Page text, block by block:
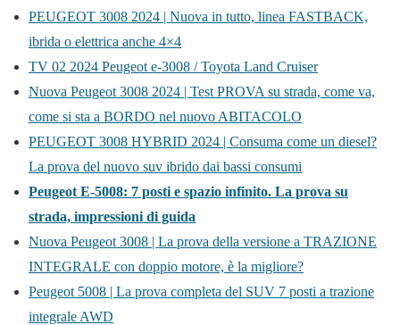
PEUGEOT 3008 2024 | Nuova in tutto, linea FASTBACK,
ibrida o elettrica anche 4×4
TV 02 2024 Peugeot e-3008 / Toyota Land Cruiser
Nuova Peugeot 3008 2024 | Test PROVA su strada, come va,
come si sta a BORDO nel nuovo ABITACOLO
PEUGEOT 3008 HYBRID 2024 | Consuma come un diesel?
La prova del nuovo suv ibrido dai bassi consumi
Peugeot E-5008: 7 posti e spazio infinito. La prova su
strada, impressioni di guida
Nuova Peugeot 3008 | La prova della versione a TRAZIONE
INTEGRALE con doppio motore, è la migliore?
Peugeot 5008 | La prova completa del SUV 7 posti a trazione
integrale AWD